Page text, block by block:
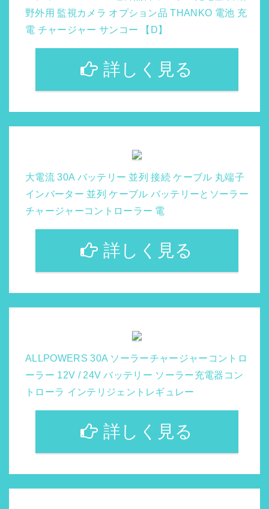
野外用 監視カメラ オプション品 THANKO 電池 充
電 チャージャー サンコー 【D】
詳しく見る
大電流 30A バッテリー 並列 接続 ケーブル 丸端子
インバーター 並列 ケーブル バッテリーとソーラー
チャージャーコントローラー 電
詳しく見る
ALLPOWERS 30A ソーラーチャージャーコントロ
ーラー 12V / 24V バッテリー ソーラー充電器コン
トローラ インテリジェントレギュレー
詳しく見る